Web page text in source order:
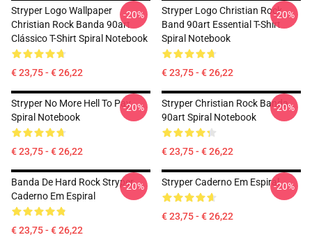
Stryper Logo Wallpaper
Christian Rock Banda 90art
Clássico T-Shirt Spiral Notebook
€ 23,75 - € 26,22
-20%
Stryper Logo Christian Rock
Band 90art Essential T-Shirt
Spiral Notebook
€ 23,75 - € 26,22
-20%
Stryper No More Hell To Pay
Spiral Notebook
€ 23,75 - € 26,22
-20%
Stryper Christian Rock Banda
90art Spiral Notebook
€ 23,75 - € 26,22
-20%
Banda De Hard Rock Stryper
Caderno Em Espiral
€ 23,75 - € 26,22
-20% Stryper Caderno Em Espiral
€ 23,75 - € 26,22
-20%